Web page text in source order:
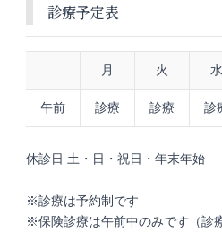
診療予定表
月 火 水
午前 診療 診療 診
休診日 土・日・祝日・年末年始
※診療は予約制です
※保険診療は午前中のみです（診